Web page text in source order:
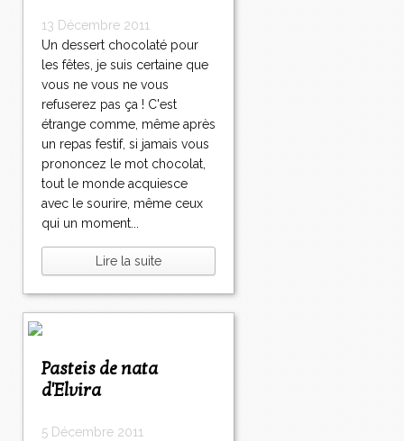
13 Décembre 2011
Un dessert chocolaté pour
les fêtes, je suis certaine que
vous ne vous ne vous
refuserez pas ça ! C'est
étrange comme, même après
un repas festif, si jamais vous
prononcez le mot chocolat,
tout le monde acquiesce
avec le sourire, même ceux
qui un moment...
Lire la suite
Pasteis de nata
d'Elvira
5 Décembre 2011